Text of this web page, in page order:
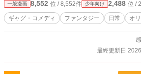
一般漫画 8,552 位 / 8,552件 少年向け 2,488 位 /
ギャグ・コメディ ファンタジー 日常 オ
最終更新日